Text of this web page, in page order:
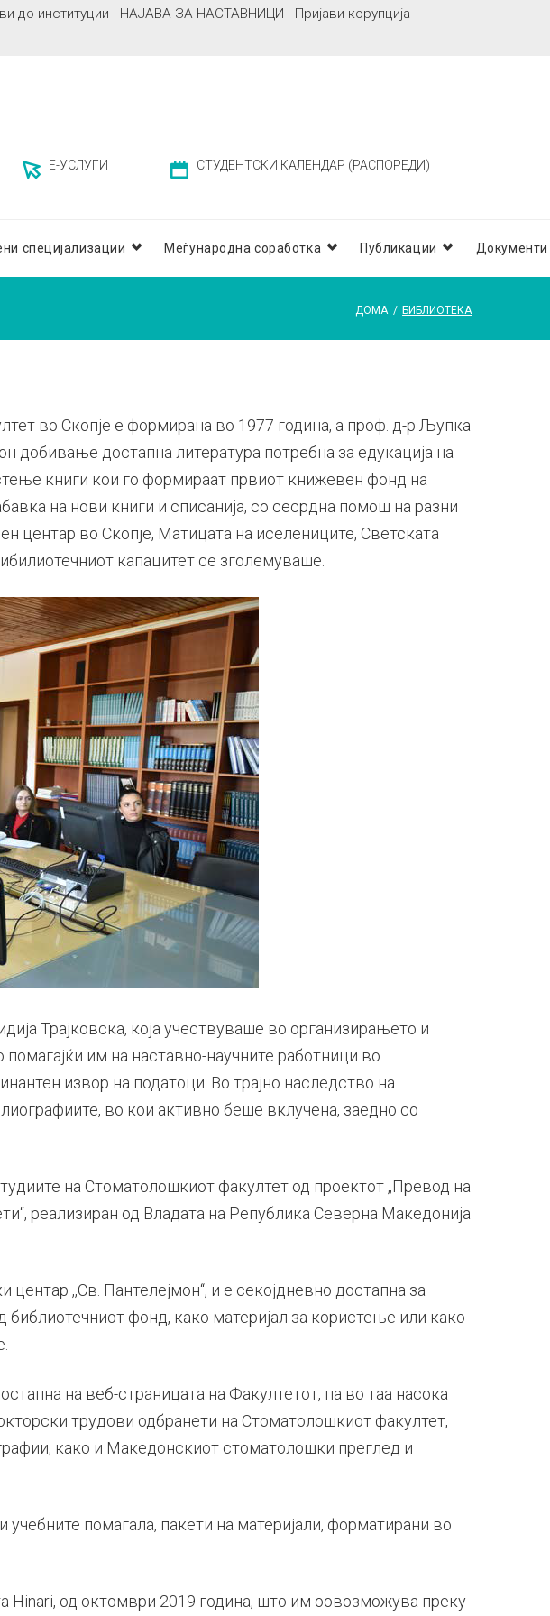
до институции НАЈАВА ЗА НАСТАВНИЦИ Пријави корупција
Е-УСЛУГИ СТУДЕНТСКИ КАЛЕНДАР (РАСПОРЕДИ)
специјализации Меѓународна соработка Публикации Документи
ДОМА / БИБЛИОТЕКА
во Скопје е формирана во 1977 година, а проф. д-р Љупка
добивање достапна литература потребна за едукација на
книги кои го формираат првиот книжевен фонд на
на нови книги и списанија, со сесрдна помош на разни
центар во Скопје, Матицата на иселениците, Светската
капацитет се зголемуваше.
Трајковска, која учествуваше во организирањето и
им на наставно-научните работници во
извор на податоци. Во трајно наследство на
во кои активно беше вклучена, заедно со
на Стоматолошкиот факултет од проектот „Превод на
реализиран од Владата на Република Северна Македонија
,,Св. Пантелејмон‘‘, и е секојдневно достапна за
фонд, како материјал за користење или како
на веб-страницата на Факултетот, па во таа насока
трудови одбранети на Стоматолошкиот факултет,
како и Македонскиот стоматолошки преглед и
помагала, пакети на материјали, форматирани во
Hinari, од октомври 2019 година, што им оовозможува преку